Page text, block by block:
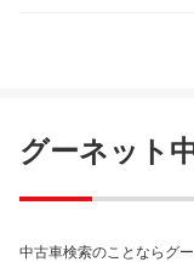
グーネット
中古車検索のことならグ